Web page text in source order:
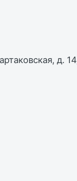
д.